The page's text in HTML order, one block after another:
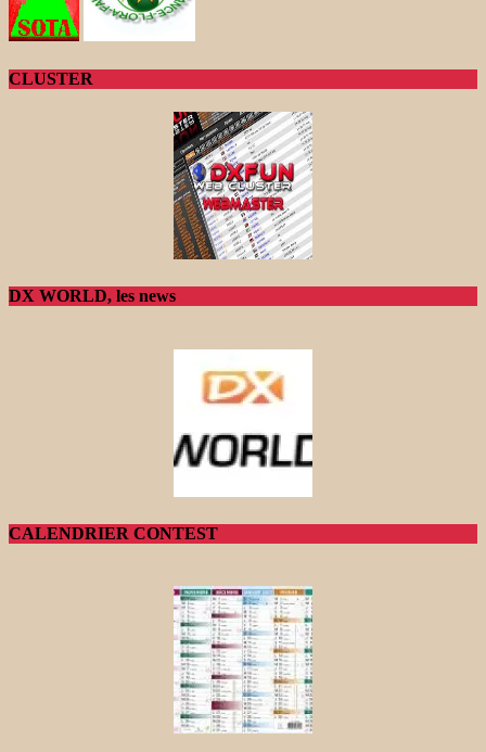
CLUSTER
DX WORLD, les news
CALENDRIER CONTEST